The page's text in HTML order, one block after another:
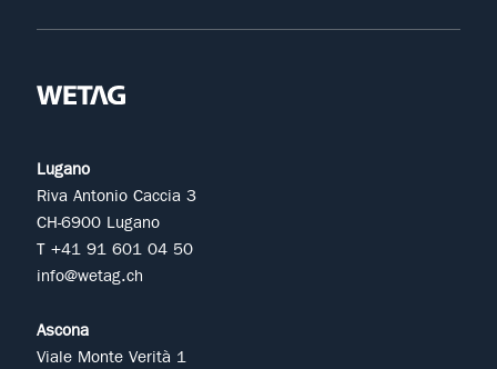
Lugano
Riva Antonio Caccia 3
CH-6900 Lugano
T +41 91 601 04 50
info@wetag.ch
Ascona
Viale Monte Verità 1